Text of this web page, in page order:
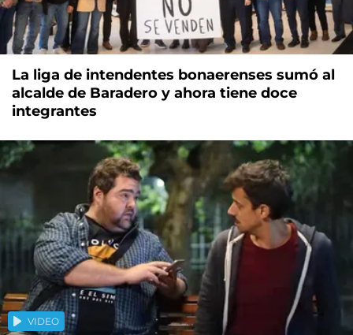
La liga de intendentes bonaerenses sumó al
alcalde de Baradero y ahora tiene doce
integrantes
VIDEO